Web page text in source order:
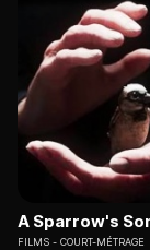
A Sparrow's
FILMS COURT-MÉTRAGE